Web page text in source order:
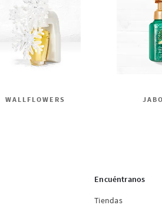
WALLFLOWERS
Encuéntranos
Tiendas